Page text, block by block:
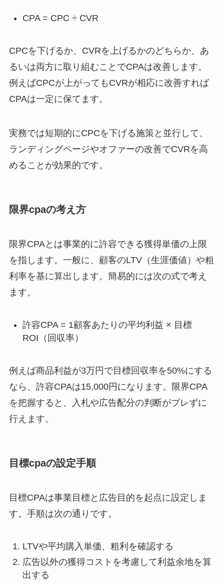
CPA = CPC ÷ CVR
CPCを下げるか、CVRを上げるかのどちらか、あ
るいは両方に取り組むことでCPAは改善します。
例えばCPCが上がってもCVRが相応に改善すれば
CPAは一定に保てます。
実務では短期的にCPCを下げる施策と並行して、
ランディングページやオファーの改善でCVRを高
めることが効果的です。
限界cpaの考え方
限界CPAとは事業的に許容できる獲得単価の上限
を指します。一般に、顧客のLTV（生涯価値）や粗
利率を基に算出します。簡易的には次の式で考え
ます。
許容CPA = 1顧客あたりの平均利益 × 目標
ROI（回収率）
例えば商品利益が3万円で目標回収率を50%にする
なら、許容CPAは15,000円になります。限界CPA
を把握すると、入札や広告配分の判断がブレずに
行えます。
目標cpaの設定手順
目標CPAは事業目標と広告目的を起点に設定しま
す。手順は次の通りです。
LTVや平均購入単価、粗利を確認する
広告以外の獲得コストを考慮して利益余地を算
出する